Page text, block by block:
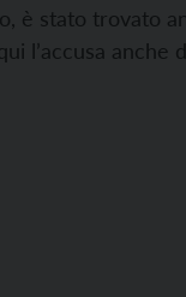
è stato trovato
l’accusa anche